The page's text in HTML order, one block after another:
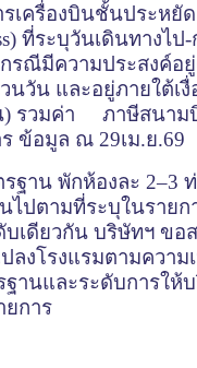
เครื่องบินชั้นประหยัด
ที่ระบุวันเดินทางไป-
รณีมีความประสงค์อ
นวัน และอยู่ภายใต้เงื่
) รวมค่า ภาษีสนาม
ข้อมูล ณ 29เม.ย.69
ฐาน พักห้องละ 2–3
ไปตามที่ระบุในรายก
บเดียวกัน บริษัทฯ ขอ
ลงโรงแรมตามความ
ฐานและระดับการให้
ยการ